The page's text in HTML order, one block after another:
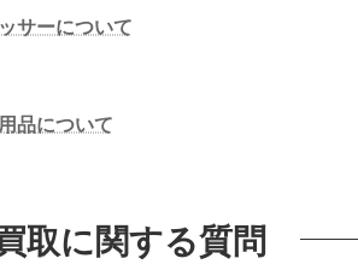
サーについて
品について
取に関する質問